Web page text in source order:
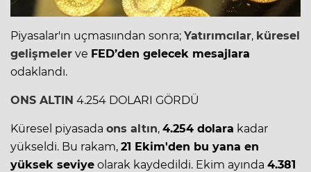
Piyasalar'ın uçmasıından sonra; Yatırımcılar, küresel
gelişmeler ve FED’den gelecek mesajlara
odaklandı.
ONS ALTIN 4.254 DOLARI GÖRDÜ
Küresel piyasada ons altın, 4.254 dolara kadar
yükseldi. Bu rakam, 21 Ekim'den bu yana en
yüksek seviye olarak kaydedildi. Ekim ayında 4.381